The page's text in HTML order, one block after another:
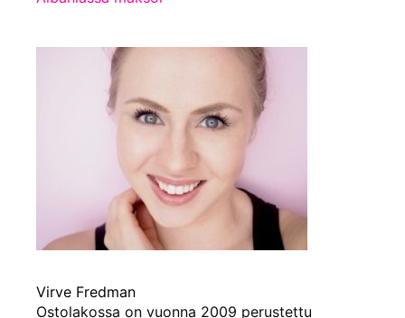
Virve Fredman
Ostolakossa on vuonna 2009 perustettu